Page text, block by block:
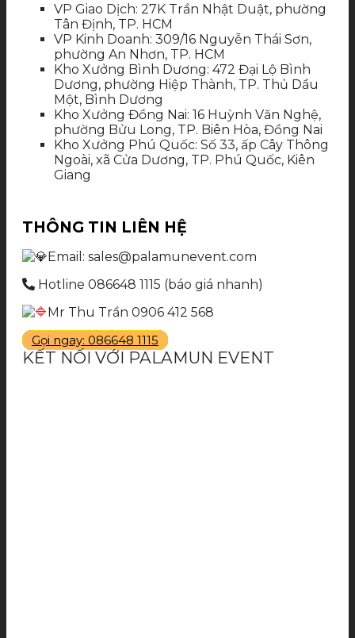
VP Giao Dịch: 27K Trần Nhật Duật, phường
Tân Định, TP. HCM
VP Kinh Doanh: 309/16 Nguyễn Thái Sơn,
phường An Nhơn, TP. HCM
Kho Xưởng Bình Dương: 472 Đại Lộ Bình
Dương, phường Hiệp Thành, TP. Thủ Dầu
Một, Bình Dương
Kho Xưởng Đồng Nai: 16 Huỳnh Văn Nghệ,
phường Bửu Long, TP. Biên Hòa, Đồng Nai
Kho Xưởng Phú Quốc: Số 33, ấp Cây Thông
Ngoài, xã Cửa Dương, TP. Phú Quốc, Kiên
Giang
THÔNG TIN LIÊN HỆ
Email: sales@palamunevent.com
Hotline 086648 1115 (báo giá nhanh)
Mr Thu Trần 0906 412 568
Gọi ngay: 086648 1115
KẾT NỐI VỚI PALAMUN EVENT